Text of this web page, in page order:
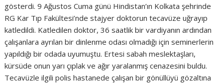
gösterdi. 9 Ağustos Cuma günü Hindistan’ın Kolkata şehrinde
RG Kar Tıp Fakültesi’nde stajyer doktorun tecavüze uğrayıp
katledildi. Katledilen doktor, 36 saatlik bir vardiyanın ardından
çalışanlara ayrılan bir dinlenme odası olmadığı için seminerlerin
yapıldığı bir odada uyumuştu. Ertesi sabah meslektaşları,
kürsüde onun yarı çıplak ve ağır yaralanmış cenazesini buldu.
Tecavüzle ilgili polis hastanede çalışan bir gönüllüyü gözaltına